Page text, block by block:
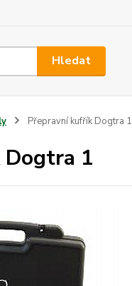
Hledat
Přepravní kufřík Dogtra 1
1